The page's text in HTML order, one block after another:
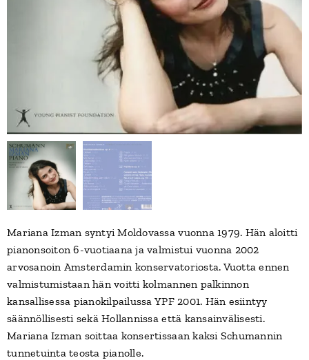
Mariana Izman syntyi Moldovassa vuonna 1979. Hän aloitti
pianonsoiton 6-vuotiaana ja valmistui vuonna 2002
arvosanoin Amsterdamin konservatoriosta. Vuotta ennen
valmistumistaan ​​hän voitti kolmannen palkinnon
kansallisessa pianokilpailussa YPF 2001. Hän esiintyy
säännöllisesti sekä Hollannissa että kansainvälisesti.
Mariana Izman soittaa konsertissaan kaksi Schumannin
tunnetuinta teosta pianolle.